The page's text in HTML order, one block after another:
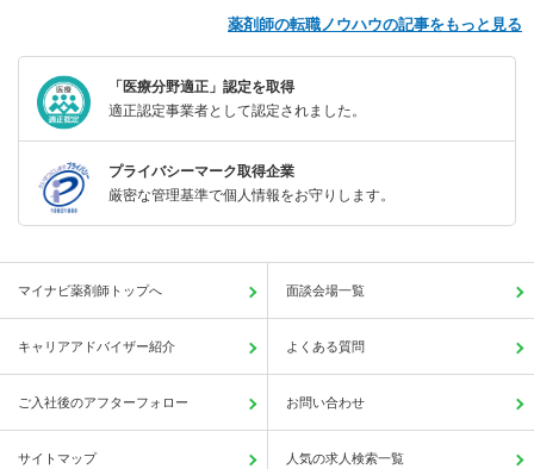
薬剤師の転職ノウハウの記事をもっと見る
「医療分野適正」認定を取得
適正認定事業者として認定されました。
プライバシーマーク取得企業
厳密な管理基準で個人情報をお守りします。
マイナビ薬剤師トップへ 面談会場一覧
キャリアアドバイザー紹介 よくある質問
ご入社後のアフターフォロー お問い合わせ
サイトマップ 人気の求人検索一覧